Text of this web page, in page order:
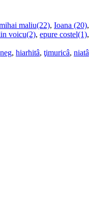
maliu(22), Ioana (20),
voicu(2), epure costel(1),
neg, hiarhitâ, ţimuricâ, niatâ